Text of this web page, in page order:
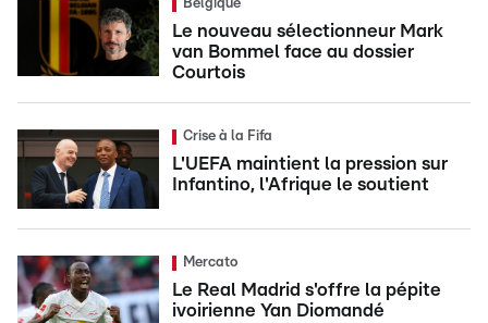
Belgique
Le nouveau sélectionneur Mark
van Bommel face au dossier
Courtois
Crise à la Fifa
L'UEFA maintient la pression sur
Infantino, l'Afrique le soutient
Mercato
Le Real Madrid s'offre la pépite
ivoirienne Yan Diomandé